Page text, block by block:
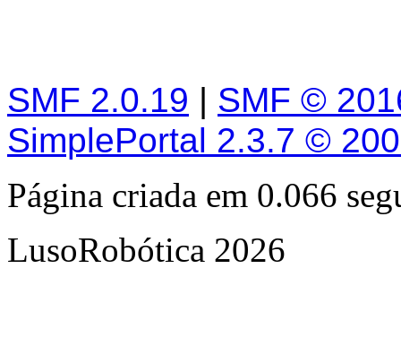
SMF 2.0.19 | SMF ©
SimplePortal 2.3.7 ©
Página criada em 0.066
LusoRobótica 2026